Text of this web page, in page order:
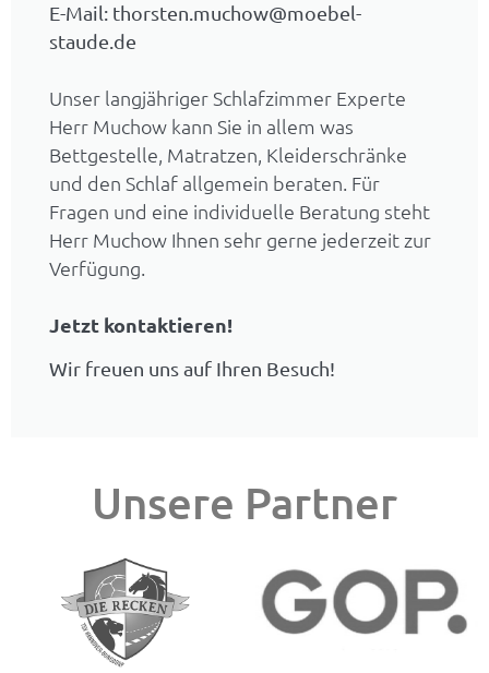
E-Mail: thorsten.muchow@moebel-
staude.de
Unser langjähriger Schlafzimmer Experte
Herr Muchow kann Sie in allem was
Bettgestelle, Matratzen, Kleiderschränke
und den Schlaf allgemein beraten. Für
Fragen und eine individuelle Beratung steht
Herr Muchow Ihnen sehr gerne jederzeit zur
Verfügung.
Jetzt kontaktieren!
Wir freuen uns auf Ihren Besuch!
Unsere Partner